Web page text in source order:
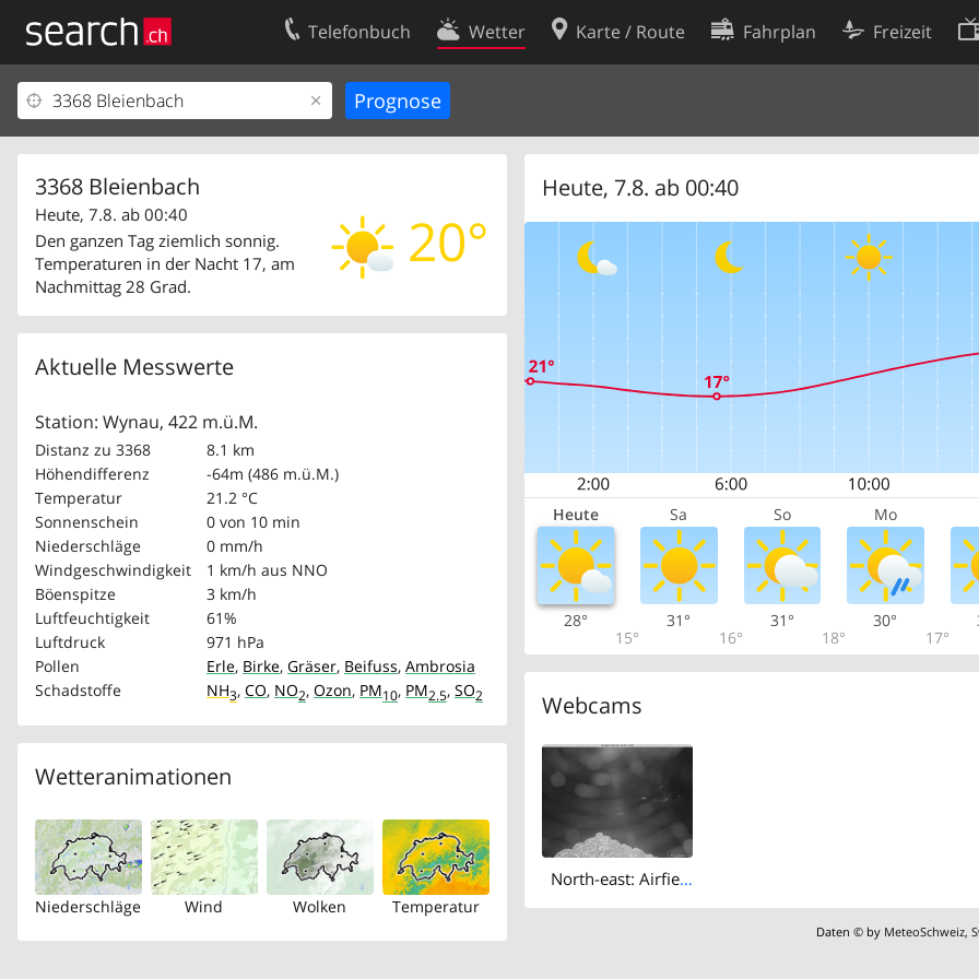
Telefonbuch Wetter Karte / Route Fahrplan Freizeit
3368 Bleienbach
20°
Heute, 7.8. ab 00:40
Den ganzen Tag ziemlich sonnig.
Temperaturen in der Nacht 17, am
Nachmittag 28 Grad.
Aktuelle Messwerte
Station: Wynau, 422 m.ü.M.
Distanz zu 3368
8.1 km
Höhendifferenz
-64m (486 m.ü.M.)
Temperatur
21.2 °C
Sonnenschein
0 von 10 min
Niederschläge
0 mm/h
Windgeschwindigkeit
1 km/h aus NNO
Böenspitze
3 km/h
Luftfeuchtigkeit
61%
Luftdruck
971 hPa
Pollen
Erle, Birke, Gräser, Beifuss, Ambrosia
Schadstoffe
NH3, CO, NO2, Ozon, PM10, PM2.5, SO2
Wetteranimationen
Niederschläge Wind Wolken Temperatur
Heute, 7.8. ab 00:40
Heute Sa So Mo
28°
15°
31°
16°
31°
18°
30°
17°
Webcams
North-east: Airfield Langenthal
Daten © by MeteoSchweiz,
Ihr Eintrag
Kundencenter Geschäftskunden
Impressum
Kontakt
Nutzungsbedingungen
Cookie-Einstellungen